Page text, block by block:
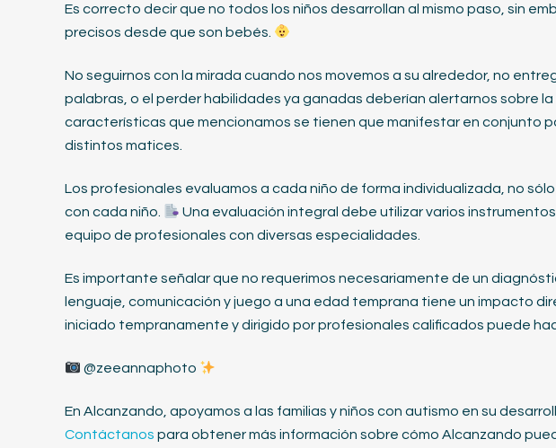
Es correcto decir que no todos los niños desarrollan al mismo paso, sin
precisos desde que son bebés.
No seguirnos con la mirada cuando nos movemos a su alrededor, no
palabras, o el perder habilidades ya ganadas deberían alertarnos sobre
características que mencionamos se tienen que manifestar en conjunto
distintos matices.
Los profesionales evaluamos a cada niño de forma individualizada, no
con cada niño.
Una evaluación integral debe utilizar varios
equipo de profesionales con diversas especialidades.
Es importante señalar que no requerimos necesariamente de un
lenguaje, comunicación y juego a una edad temprana tiene un impacto
iniciado tempranamente y dirigido por profesionales calificados puede
@zeeannaphoto
En Alcanzando, apoyamos a las familias y niños con autismo en su
Contáctanos para obtener más información sobre cómo Alcanzando